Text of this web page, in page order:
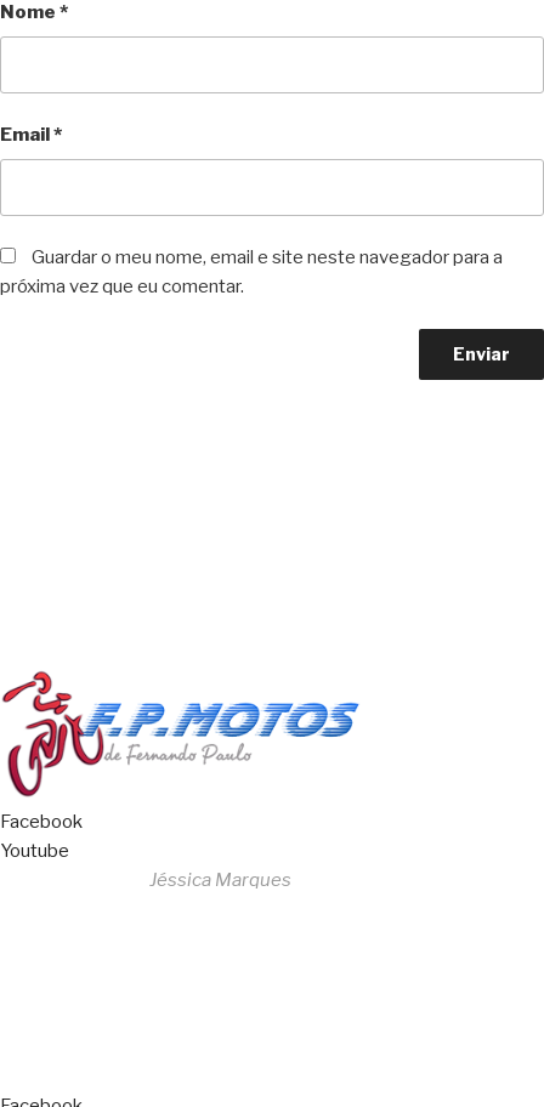
Nome *
Email*
Guardar o meu nome, email e site neste navegador para a
próxima vez que eu comentar.
Facebook
Youtube
Jéssica Marques